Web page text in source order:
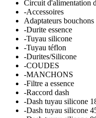
Circuit d'alimentation
-Accessoires
Adaptateurs bouchons
-Durite essence
-Tuyau silicone
-Tuyau téflon
-Durites/Silicone
-COUDES
-MANCHONS
-Filtre a essence
-Raccord dash
-Dash tuyau silicone
-Dash tuyau silicone